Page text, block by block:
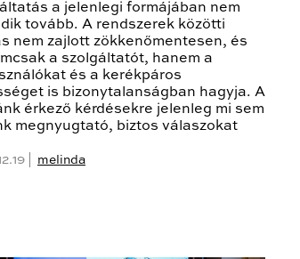
a jelenlegi formájában nem
tovább. A rendszerek közötti
nem zajlott zökkenőmentesen, és
a szolgáltatót, hanem a
és a kerékpáros
is bizonytalanságban hagyja. A
érkező kérdésekre jelenleg mi sem
megnyugtató, biztos válaszokat
| melinda